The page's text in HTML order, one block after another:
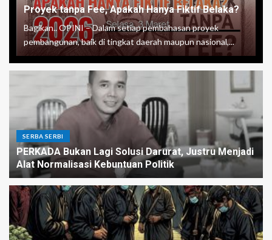
Proyek tanpa Fee, Apakah Hanya Fiktif Belaka?
Bagikan.. OPINI – Dalam setiap pembahasan proyek
pembangunan, baik di tingkat daerah maupun nasional,...
SERBA SERBI
PERKADA Bukan Lagi Solusi Darurat, Justru Menjadi
Alat Normalisasi Kebuntuan Politik